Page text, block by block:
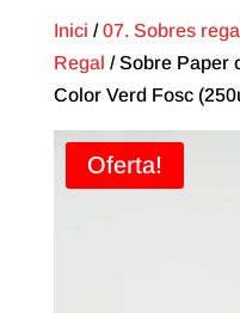
Inici /07. Sobres
Regal / Sobre Paper
Color Verd Fosc
Oferta!